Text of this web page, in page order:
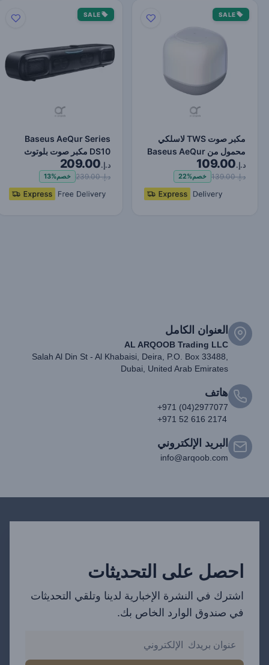
SALE
مكبر صوت TWS لاسلكي
محمول من Baseus AeQur
V2 - بلوتوث 5.0، وقت ت…
د.إ.109.00
د.إ. 139.00 خصم22%
SALE
Baseus AeQur Series
DS10 مكبر صوت بلوتوث
صغير لسطح المكتب - أسود
د.إ.209.00
د.إ. 239.00 خصم13%
العنوان الكامل
AL ARQOOB Trading LLC
Salah Al Din St - Al Khabaisi, Deira, P.O. Box 33488,
Dubai, United Arab Emirates
هاتف
+971 (04)2977077
+971 52 616 2174
البريد الإلكتروني
info@arqoob.com
احصل على التحديثات
اشترك في النشرة الإخبارية لدينا وتلقي التحديثات
في صندوق الوارد الخاص بك.